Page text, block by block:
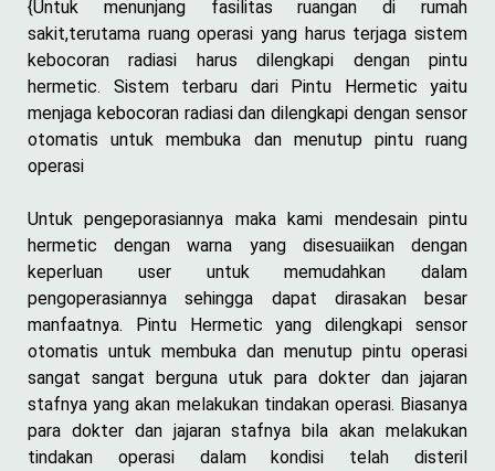
{Untuk menunjang fasilitas ruangan di rumah
sakit,terutama ruang operasi yang harus terjaga sistem
kebocoran radiasi harus dilengkapi dengan pintu
hermetic. Sistem terbaru dari Pintu Hermetic yaitu
menjaga kebocoran radiasi dan dilengkapi dengan sensor
otomatis untuk membuka dan menutup pintu ruang
operasi
Untuk pengeporasiannya maka kami mendesain pintu
hermetic dengan warna yang disesuaiikan dengan
keperluan user untuk memudahkan dalam
pengoperasiannya sehingga dapat dirasakan besar
manfaatnya. Pintu Hermetic yang dilengkapi sensor
otomatis untuk membuka dan menutup pintu operasi
sangat sangat berguna utuk para dokter dan jajaran
stafnya yang akan melakukan tindakan operasi. Biasanya
para dokter dan jajaran stafnya bila akan melakukan
tindakan operasi dalam kondisi telah disteril